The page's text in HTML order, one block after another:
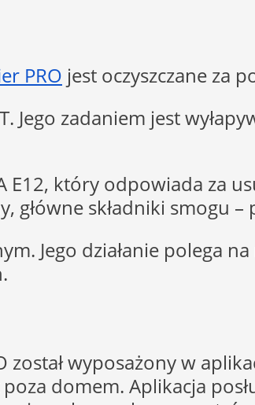
PRO jest oczyszczane za
Jego zadaniem jest
E12, który odpowiada za
główne składniki smogu –
Jego działanie polega
został wyposażony w
domem. Aplikacja